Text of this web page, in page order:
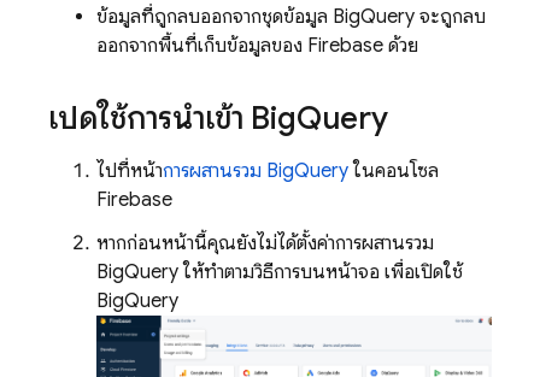
ข้อมูลที่ถูกลบออกจากชุดข้อมูล BigQuery จะถูกลบ
ออกจากพื้นที่เก็บข้อมูลของ Firebase ด้วย
เปิดใช้การนำเข้า BigQuery
ไปที่หน้าการผสานรวม BigQuery ในคอนโซล
Firebase
หากก่อนหน้านี้คุณยังไม่ได้ตั้งค่าการผสานรวม
BigQuery ให้ทำตามวิธีการบนหน้าจอ เพื่อเปิดใช้
BigQuery